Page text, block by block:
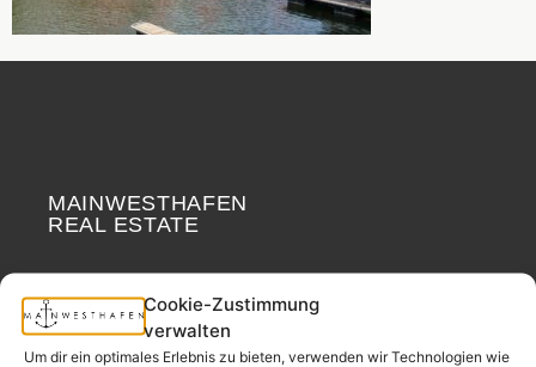
Cookie-Zustimmung
verwalten
Um dir ein optimales Erlebnis zu bieten, verwenden wir Technologien wie
MAINWESTHAFEN
REAL ESTATE
real estate partner.
– since 2017.